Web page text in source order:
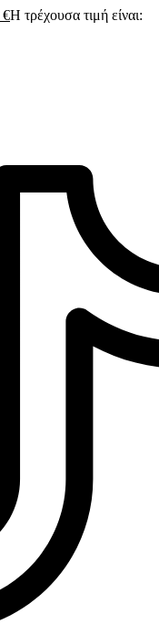
€Η τρέχουσα τιμή είναι: